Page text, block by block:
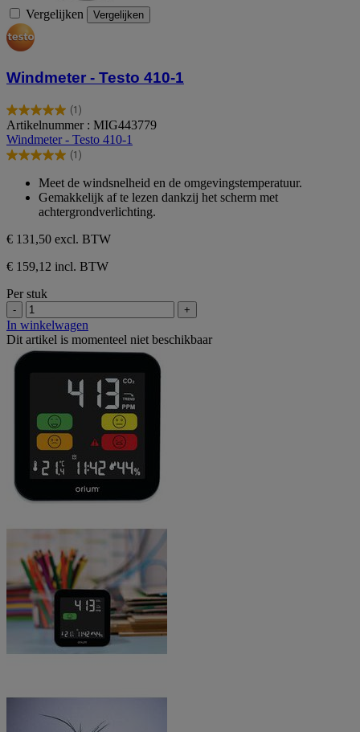
Vergelijken Vergelijken
Windmeter - Testo 410-1
(1)
5.0
van
de
5
beoordeling
Artikelnummer : MIG443779
Windmeter - Testo 410-1
(1)
5.0
sterren.
1
beoordeling
Meet de windsnelheid en de omgevingstemperatuur.
Gemakkelijk af te lezen dankzij het scherm met
achtergrondverlichting.
€ 131,50 excl. BTW
€ 159,12 incl. BTW
Per stuk
- +
In winkelwagen
Dit artikel is momenteel niet beschikbaar